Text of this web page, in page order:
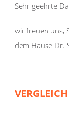
Sehr geehrte
wir freuen uns,
dem Hause Dr.